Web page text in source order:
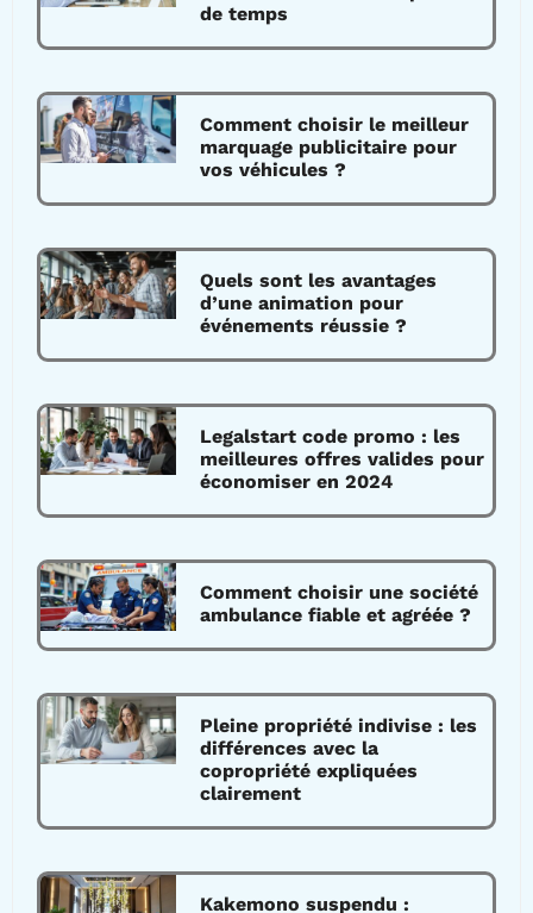
de temps
Comment choisir le meilleur
marquage publicitaire pour
vos véhicules ?
Quels sont les avantages
d’une animation pour
événements réussie ?
Legalstart code promo : les
meilleures offres valides pour
économiser en 2024
Comment choisir une société
ambulance fiable et agréée ?
Pleine propriété indivise : les
différences avec la
copropriété expliquées
clairement
Kakemono suspendu :